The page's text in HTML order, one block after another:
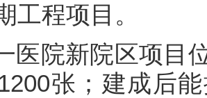
工程项目。
医院新院区项目
张；建成后